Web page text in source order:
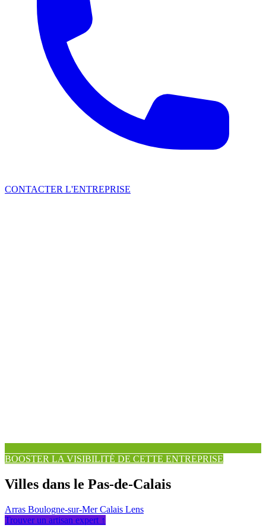
CONTACTER L'ENTREPRISE
BOOSTER LA VISIBILITÉ DE CETTE ENTREPRISE
Villes dans le Pas-de-Calais
Arras Boulogne-sur-MerCalais Lens
Trouver un artisan expert ↑